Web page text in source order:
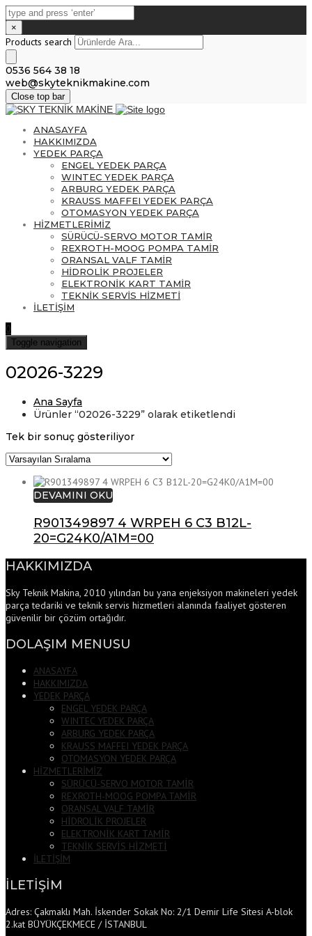
×
Products search
0536 564 38 18
web@skyteknikmakine.com
Close top bar
ANASAYFA
HAKKIMIZDA
YEDEK PARÇA
ENGEL YEDEK PARÇA
WINTEC YEDEK PARÇA
ARBURG YEDEK PARÇA
KRAUSS MAFFEI YEDEK PARÇA
OTOMASYON YEDEK PARÇA
HİZMETLERİMİZ
SÜRÜCÜ-SERVO MOTOR TAMİR
REXROTH-MOOG POMPA TAMİR
ORANSAL VALF TAMİR
HİDROLİK PROJELER
ELEKTRONİK KART TAMİR
TEKNİK SERVİS HİZMETİ
İLETİŞİM
0
Toggle navigation
02026-3229
Ana Sayfa
Ürünler “02026-3229” olarak etiketlendi
Tek bir sonuç gösteriliyor
DEVAMINI OKU
R901349897 4 WRPEH 6 C3 B12L-
20=G24K0/A1M=00
HAKKIMIZDA
Sky Teknik Makina, 2010 yılından bu yana enjeksiyon makineleri yedek
parça tedariki ve teknik servis hizmetleri alanında faaliyet gösteren
güvenilir bir çözüm ortağıdır.
DOLAŞIM MENUSU
ANASAYFA
HAKKIMIZDA
YEDEK PARÇA
ENGEL YEDEK PARÇA
WINTEC YEDEK PARÇA
ARBURG YEDEK PARÇA
KRAUSS MAFFEI YEDEK PARÇA
OTOMASYON YEDEK PARÇA
HİZMETLERİMİZ
SÜRÜCÜ-SERVO MOTOR TAMİR
REXROTH-MOOG POMPA TAMİR
ORANSAL VALF TAMİR
HİDROLİK PROJELER
ELEKTRONİK KART TAMİR
TEKNİK SERVİS HİZMETİ
İLETİŞİM
İLETİŞİM
Adres: Çakmaklı Mah. İskender Sokak No: 2/1 Demir Life Sitesi A-blok
2.kat BÜYÜKÇEKMECE / İSTANBUL